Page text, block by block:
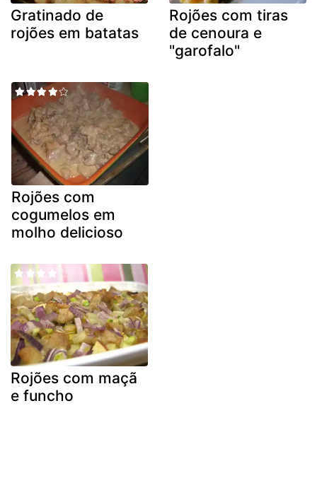
Gratinado de
rojões em batatas
Rojões com tiras
de cenoura e
"garofalo"
Rojões com
cogumelos em
molho delicioso
Rojões com maçã
e funcho